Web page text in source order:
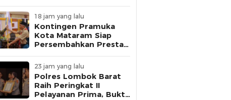
Posyandu
18 jam yang lalu
Kontingen Pramuka
Kota Mataram Siap
Persembahkan Prestasi
Cibubur
23 jam yang lalu
Polres Lombok Barat
Raih Peringkat II
Pelayanan Prima, Bukti